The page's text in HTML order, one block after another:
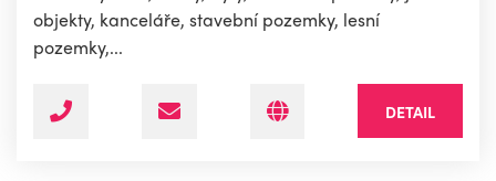
objekty, kanceláře, stavební pozemky, lesní
pozemky,...
DETAIL